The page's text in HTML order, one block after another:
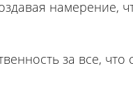
намерение,
за все, что